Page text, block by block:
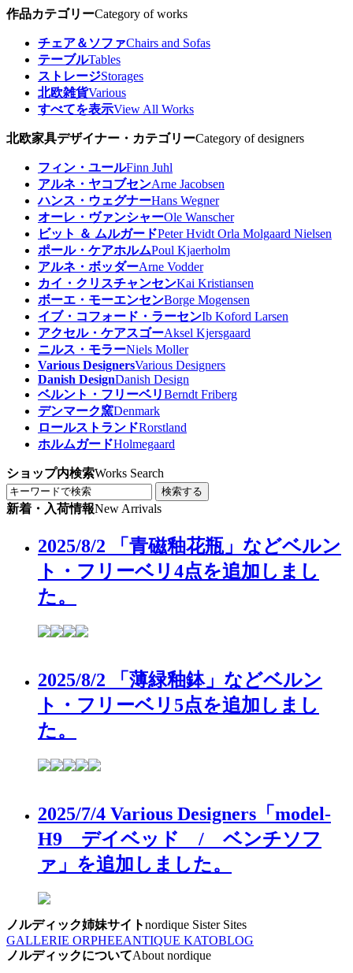
作品カテゴリーCategory of works
チェア＆ソファChairs and Sofas
テーブルTables
ストレージStorages
北欧雑貨Various
すべてを表示View All Works
北欧家具デザイナー・カテゴリーCategory of designers
フィン・ユールFinn Juhl
アルネ・ヤコブセンArne Jacobsen
ハンス・ウェグナーHans Wegner
オーレ・ヴァンシャーOle Wanscher
ビット ＆ ムルガードPeter Hvidt Orla Molgaard Nielsen
ポール・ケアホルムPoul Kjaerholm
アルネ・ボッダーArne Vodder
カイ・クリスチャンセンKai Kristiansen
ボーエ・モーエンセンBorge Mogensen
イブ・コフォード・ラーセンIb Koford Larsen
アクセル・ケアスゴーAksel Kjersgaard
ニルス・モラーNiels Moller
Various DesignersVarious Designers
Danish DesignDanish Design
ベルント・フリーベリBerndt Friberg
デンマーク窯Denmark
ロールストランドRorstland
ホルムガードHolmegaard
ショップ内検索Works Search
検索する
新着・入荷情報New Arrivals
2025/8/2 「青磁釉花瓶」などベルン
ト・フリーベリ4点を追加しまし
た。
2025/8/2 「薄緑釉鉢」などベルン
ト・フリーベリ5点を追加しまし
た。
2025/7/4 Various Designers「model-
H9 デイベッド / ベンチソフ
ァ」を追加しました。
ノルディック姉妹サイトnordique Sister Sites
GALLERIE ORPHEEANTIQUE KATOBLOG
ノルディックについてAbout nordique